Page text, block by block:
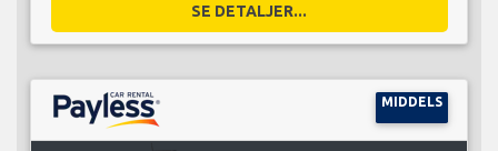
SE DETALJER...
MIDDELS